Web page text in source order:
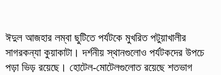
ঈদুল আজহার লম্বা ছুটিতে পর্যটকে মুখরিত পটুয়াখালীর
সাগরকন্যা কুয়াকাটা। দর্শনীয় স্থানগুলোও পর্যটকদের উপচে
পড়া ভিড় রয়েছে। হোটেল-মোটেলগুলোত রয়েছে শতভাগ